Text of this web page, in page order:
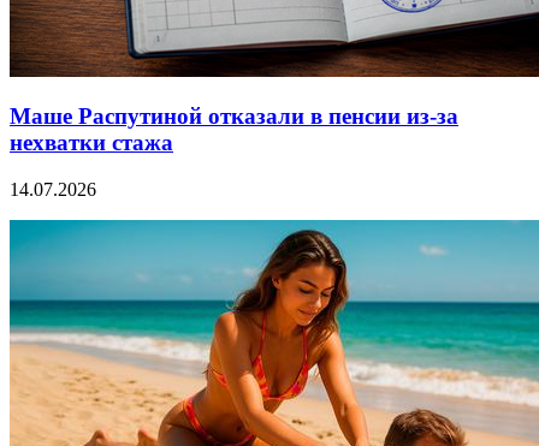
Маше Распутиной отказали в пенсии из-за
нехватки стажа
14.07.2026